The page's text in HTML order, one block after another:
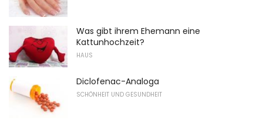
Was gibt ihrem Ehemann eine
Kattunhochzeit?
HAUS
Diclofenac-Analoga
SCHÖNHEIT UND GESUNDHEIT